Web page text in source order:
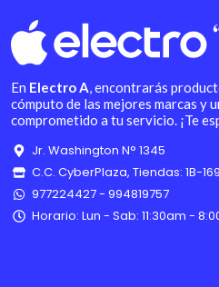
En Electro A, encontrarás
cómputo de las mejores marcas y
comprometido a tu servicio. ¡Te
Jr. Washington N° 1345
C.C. CyberPlaza, Tiendas: 1B-
977224427 - 994819757
Horario: Lun - Sab: 11:30am -